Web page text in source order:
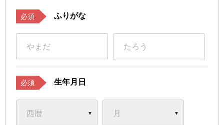
必須 ふりがな
必須 生年月日